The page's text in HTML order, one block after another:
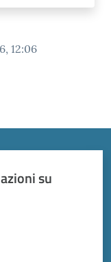
12:06
su